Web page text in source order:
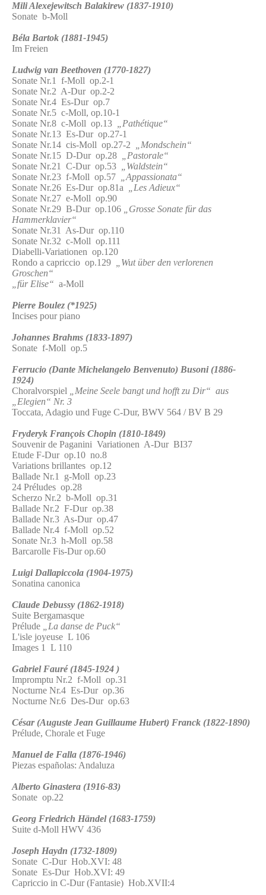
Mili Alexejewitsch Balakirew (1837-1910)
Sonate b-Moll
Béla Bartok (1881-1945)
Im Freien
Ludwig van Beethoven (1770-1827)
Sonate Nr.1 f-Moll op.2-1
Sonate Nr.2 A-Dur op.2-2
Sonate Nr.4 Es-Dur op.7
Sonate Nr.5 c-Moll, op.10-1
Sonate Nr.8 c-Moll op.13
„Pathétique“
Sonate Nr.13 Es-Dur op.27-1
Sonate Nr.14 cis-Moll op.27-2
„Mondschein“
Sonate Nr.15 D-Dur op.28
„Pastorale“
Sonate Nr.21 C-Dur op.53
„Waldstein“
Sonate Nr.23 f-Moll op.57
„Appassionata“
Sonate Nr.26 Es-Dur op.81a
„Les Adieux“
Sonate Nr.27 e-Moll op.90
Sonate Nr.29 B-Dur op.106
„Grosse Sonate für das
Hammerklavier“
Sonate Nr.31 As-Dur op.110
Sonate Nr.32 c-Moll op.111
Diabelli-Variationen op.120
Rondo a capriccio op.129
„Wut über den verlorenen
Groschen“
„für Elise“ a-Moll
Pierre Boulez (*1925)
Incises pour piano
Johannes Brahms (1833-1897)
Sonate f-Moll op.5
Ferrucio (Dante Michelangelo Benvenuto) Busoni (1886-
1924)
Choralvorspiel
„Meine Seele bangt und hofft zu Dir“ aus
„Elegien“ Nr. 3
Toccata, Adagio und Fuge C-Dur, BWV 564 / BV B 29
Fryderyk François Chopin (1810-1849)
Souvenir de Paganini Variationen A-Dur BI37
Etude F-Dur op.10 no.8
Variations brillantes op.12
Ballade Nr.1 g-Moll op.23
24 Préludes op.28
Scherzo Nr.2 b-Moll op.31
Ballade Nr.2 F-Dur op.38
Ballade Nr.3 As-Dur op.47
Ballade Nr.4 f-Moll op.52
Sonate Nr.3 h-Moll op.58
Barcarolle Fis-Dur op.60
Luigi Dallapiccola (1904-1975)
Sonatina canonica
Claude Debussy (1862-1918)
Suite Bergamasque
Prélude
„La danse de Puck“
L'isle joyeuse L 106
Images 1 L 110
Gabriel Fauré (1845-1924 )
Impromptu Nr.2 f-Moll op.31
Nocturne Nr.4 Es-Dur op.36
Nocturne Nr.6 Des-Dur op.63
César (Auguste Jean Guillaume Hubert) Franck (1822-1890)
Prélude, Chorale et Fuge
Manuel de Falla (1876-1946)
Piezas españolas: Andaluza
Alberto Ginastera (1916-83)
Sonate op.22
Georg Friedrich Händel (1683-1759)
Suite d-Moll HWV 436
Joseph Haydn (1732-1809)
Sonate C-Dur Hob.XVI: 48
Sonate Es-Dur Hob.XVI: 49
Capriccio in C-Dur (Fantasie) Hob.XVII:4